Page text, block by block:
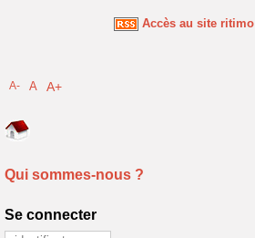
Accès au site ritimo
A- A A+
Qui sommes-nous ?
Se connecter